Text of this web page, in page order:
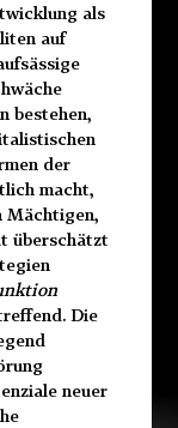
als
auf
bestehen,
der
macht,
Mächtigen,
überschätzt
Die
neuer